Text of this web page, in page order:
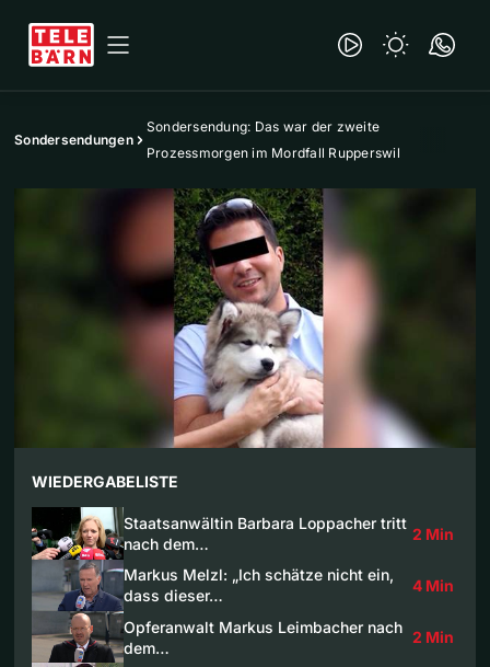
Sondersendungen
Sondersendung: Das war der zweite
Prozessmorgen im Mordfall Rupperswil
WIEDERGABELISTE
Staatsanwältin Barbara Loppacher tritt
nach dem…
2 Min
Markus Melzl: „Ich schätze nicht ein,
dass dieser…
4 Min
Opferanwalt Markus Leimbacher nach
dem…
2 Min